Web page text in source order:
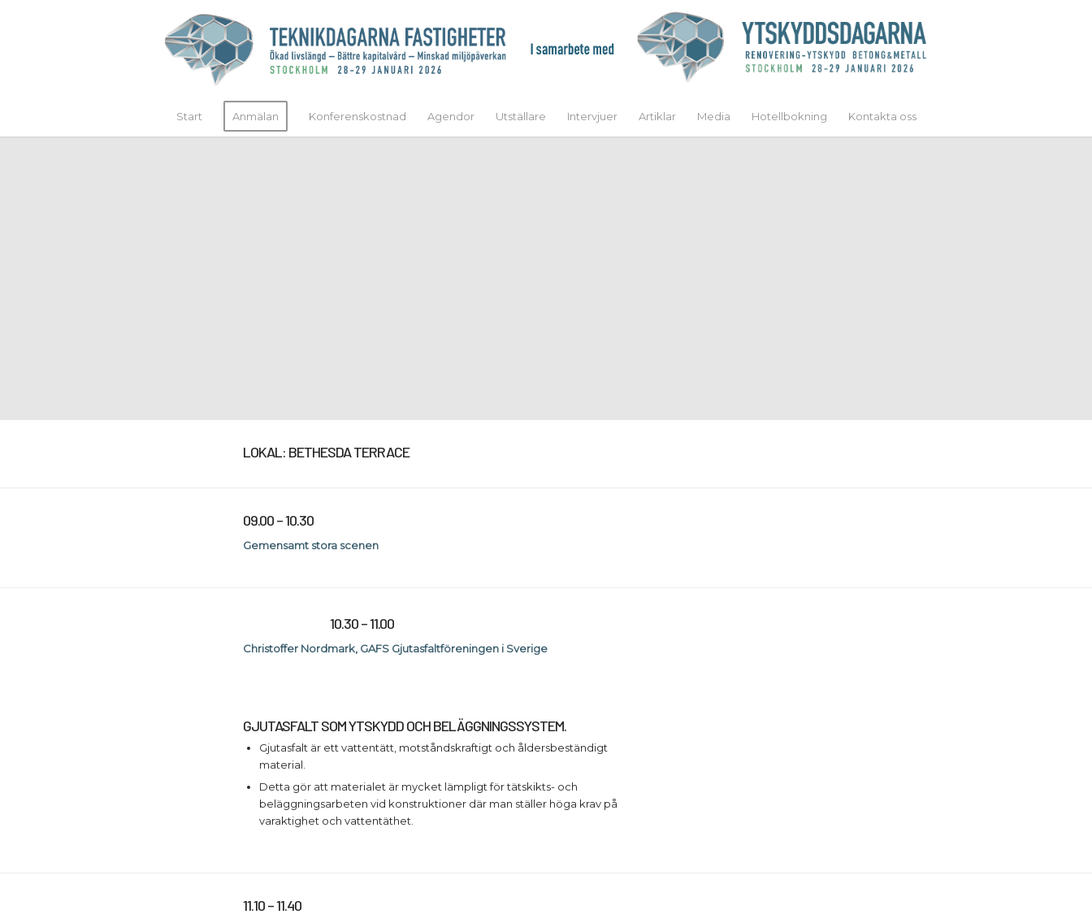
Start Anmälan Konferenskostnad Agendor Utställare Intervjuer Artiklar Media Hotellbokning Kontakta oss
LOKAL: BETHESDA TERRACE
09.00 – 10.30
Gemensamt stora scenen
10.30 – 11.00
Christoffer Nordmark, GAFS Gjutasfaltföreningen i Sverige
GJUTASFALT SOM YTSKYDD OCH BELÄGGNINGSSYSTEM.
Gjutasfalt är ett vattentätt, motståndskraftigt och åldersbeständigt
material.
Detta gör att materialet är mycket lämpligt för tätskikts- och
beläggningsarbeten vid konstruktioner där man ställer höga krav på
varaktighet och vattentäthet.
11.10 – 11.40